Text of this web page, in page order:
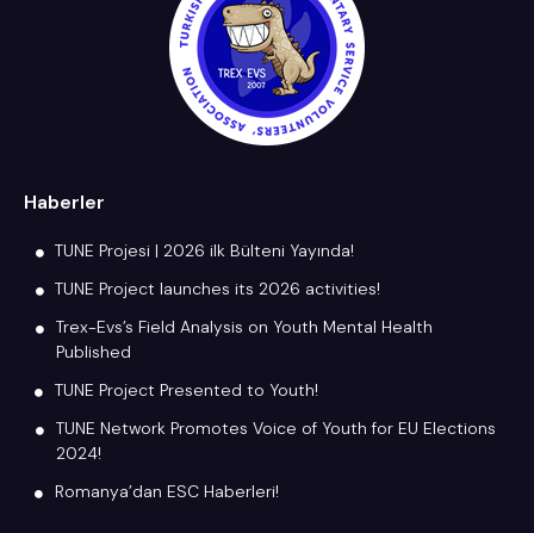
Haberler
TUNE Projesi | 2026 ilk Bülteni Yayında!
TUNE Project launches its 2026 activities!
Trex-Evs’s Field Analysis on Youth Mental Health
Published
TUNE Project Presented to Youth!
TUNE Network Promotes Voice of Youth for EU Elections
2024!
Romanya’dan ESC Haberleri!